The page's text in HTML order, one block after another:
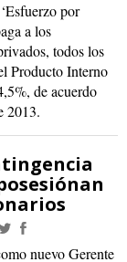
por
a los
todos los
Producto Interno
de acuerdo
2013.
nuevo Gerente